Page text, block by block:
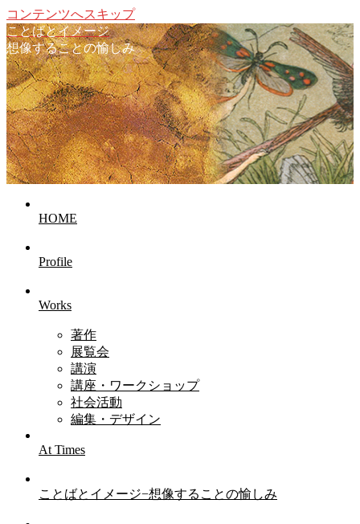
コンテンツへスキップ
ことばとイメージ
想像することの愉しみ
HOME
Profile
Works
著作
展覧会
講演
講座・ワークショップ
社会活動
編集・デザイン
At Times
ことばとイメージ−想像することの愉しみ